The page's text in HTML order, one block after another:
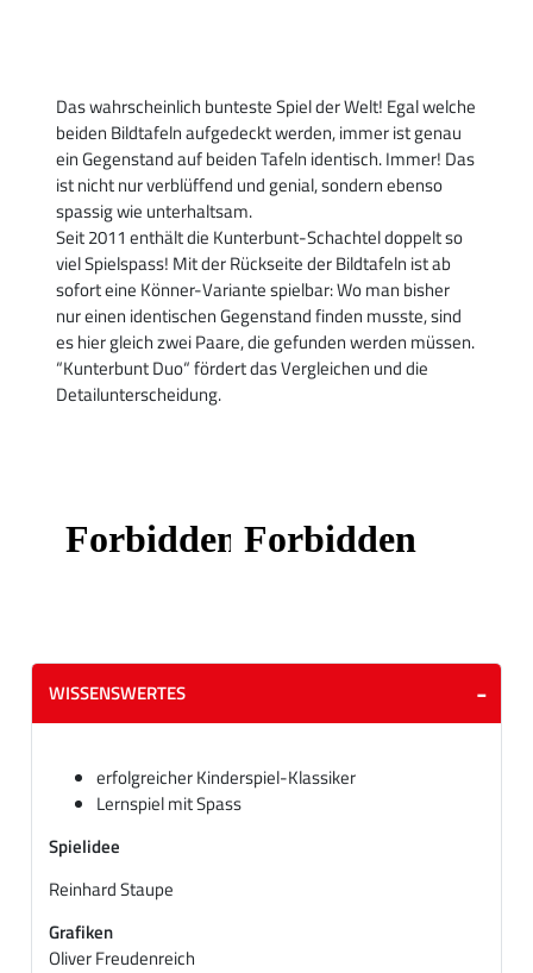
Das wahrscheinlich bunteste Spiel der Welt! Egal welche
beiden Bildtafeln aufgedeckt werden, immer ist genau
ein Gegenstand auf beiden Tafeln identisch. Immer! Das
ist nicht nur verblüffend und genial, sondern ebenso
spassig wie unterhaltsam.
Seit 2011 enthält die Kunterbunt-Schachtel doppelt so
viel Spielspass! Mit der Rückseite der Bildtafeln ist ab
sofort eine Könner-Variante spielbar: Wo man bisher
nur einen identischen Gegenstand finden musste, sind
es hier gleich zwei Paare, die gefunden werden müssen.
“Kunterbunt Duo“ fördert das Vergleichen und die
Detailunterscheidung.
WISSENSWERTES
erfolgreicher Kinderspiel-Klassiker
Lernspiel mit Spass
Spielidee
Reinhard Staupe
Grafiken
Oliver Freudenreich